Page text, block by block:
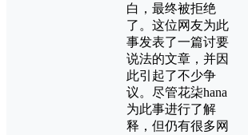
白，最终被拒绝
了。这位网友为此
事发表了一篇讨要
说法的文章，并因
此引起了不少争
议。尽管花柒hana
为此事进行了解
释，但仍有很多网